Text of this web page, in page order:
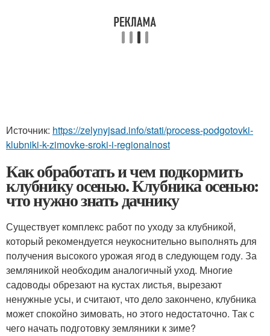
Источник: https://zelynyjsad.info/stati/process-podgotovki-
klubniki-k-zimovke-sroki-i-regionalnost
Как обработать и чем подкормить
клубнику осенью. Клубника осенью:
что нужно знать дачнику
Существует комплекс работ по уходу за клубникой,
который рекомендуется неукоснительно выполнять для
получения высокого урожая ягод в следующем году. За
земляникой необходим аналогичный уход. Многие
садоводы обрезают на кустах листья, вырезают
ненужные усы, и считают, что дело закончено, клубника
может спокойно зимовать, но этого недостаточно. Так с
чего начать подготовку земляники к зиме?